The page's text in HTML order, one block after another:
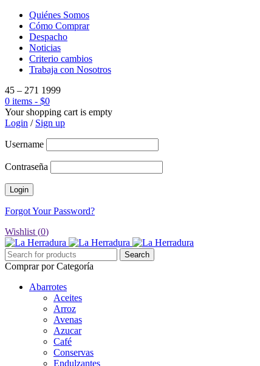
Quiénes Somos
Cómo Comprar
Despacho
Noticias
Criterio cambios
Trabaja con Nosotros
45 – 271 1999
0 items - $0
Your shopping cart is empty
Login / Sign up
Username
Contraseña
Forgot Your Password?
Wishlist (0)
Comprar por Categoría
Abarrotes
Aceites
Arroz
Avenas
Azucar
Café
Conservas
Endulzantes